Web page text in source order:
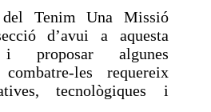
Tenim Una Missió
d’avui a aquesta
i proposar algunes
les requereix
tecnològiques i